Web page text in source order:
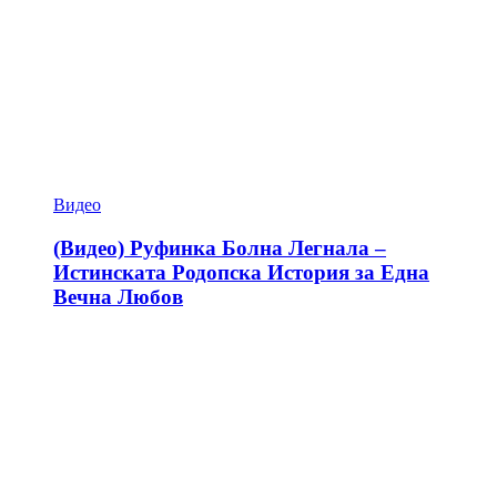
Видео
(Видео) Руфинка Болна Легнала –
Истинската Родопска История за Една
Вечна Любов